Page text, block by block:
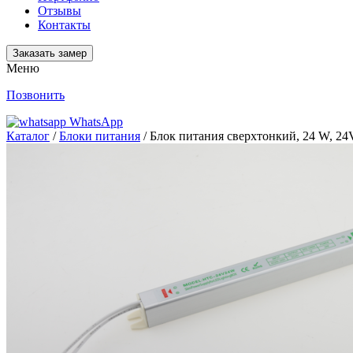
Отзывы
Контакты
Заказать замер
Меню
Позвонить
WhatsApp
Каталог /Блоки питания / Блок питания сверxтонкий, 24 W,